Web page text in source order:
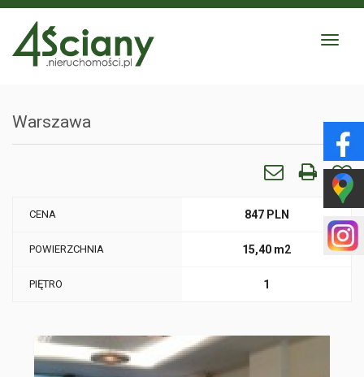
Toggle
Warszawa
CENA 847 PLN
POWIERZCHNIA 15,40 m2
PIĘTRO 1